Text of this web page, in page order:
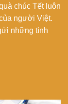
chúc Tết luôn
người Việt.
những tình